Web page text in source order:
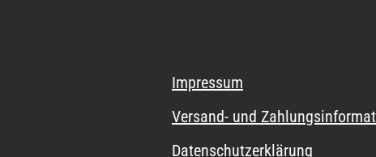
Impressum
Versand- und
Datenschutzerklärung